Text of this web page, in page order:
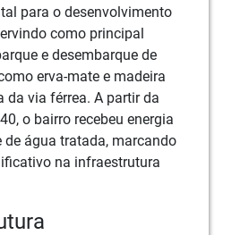
para o desenvolvimento
como principal
e desembarque de
erva-mate e madeira
da via férrea. A partir da
o bairro recebeu energia
de água tratada, marcando
na infraestrutura